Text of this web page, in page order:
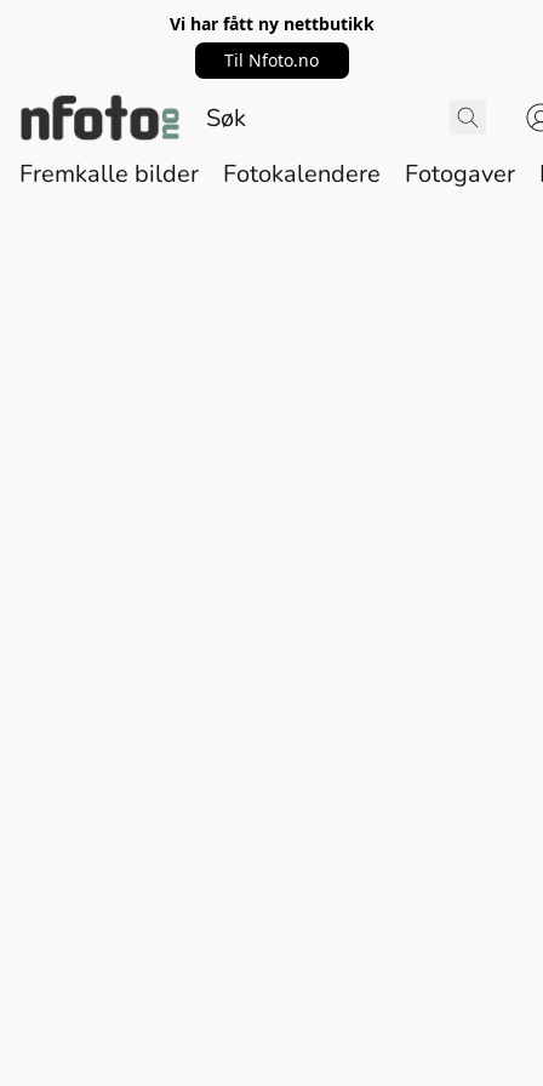
Vi har fått ny nettbutikk
Til Nfoto.no
Fremkalle bilder Fotokalendere Fotogaver